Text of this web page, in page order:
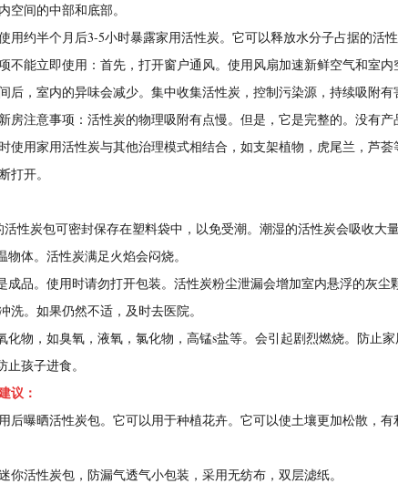
空间的中部和底部。
用约半个月后3-5小时暴露家用活性炭。它可以释放水分子占据的活
不能立即使用：首先，打开窗户通风。使用风扇加速新鲜空气和室
后，室内的异味会减少。集中收集活性炭，控制污染源，持续吸附
房注意事项：活性炭的物理吸附有点慢。但是，它是完整的。没有
使用家用活性炭与其他治理模式相结合，如支架植物，虎尾兰，芦荟
打开。
活性炭包可密封保存在塑料袋中，以免受潮。潮湿的活性炭会吸收大
物体。活性炭满足火焰会闷烧。
成品。使用时请勿打开包装。活性炭粉尘泄漏会增加室内悬浮的灰
洗。如果仍然不适，及时去医院。
化物，如臭氧，液氧，氯化物，高锰s盐等。会引起剧烈燃烧。防止家
止孩子进食。
议：
后曝晒活性炭包。它可以用于种植花卉。它可以使土壤更加松散，有
你活性炭包，防漏气透气小包装，采用无纺布，双层滤纸。